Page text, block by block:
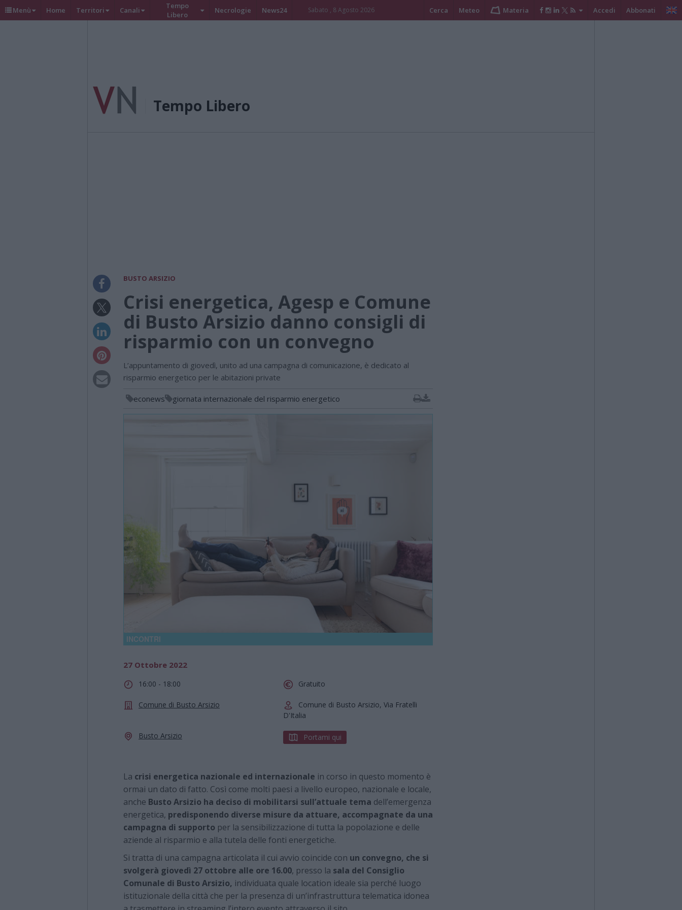
Menù Home Territori Canali
Tempo
Libero
Necrologie News24 Sabato , 8 Agosto 2026 Cerca Meteo Materia Accedi Abbonati
Tempo Libero
BUSTO ARSIZIO
Crisi energetica, Agesp e Comune
di Busto Arsizio danno consigli di
risparmio con un convegno
L’appuntamento di giovedì, unito ad una campagna di comunicazione, è dedicato al
risparmio energetico per le abitazioni private
econews giornata internazionale del risparmio energetico
INCONTRI
27 Ottobre 2022
16:00 - 18:00 Gratuito
Comune di Busto Arsizio
Comune di Busto Arsizio, Via Fratelli
D'Italia
Busto Arsizio Portami qui
La crisi energetica nazionale ed internazionale in corso in questo momento è
ormai un dato di fatto. Così come molti paesi a livello europeo, nazionale e locale,
anche Busto Arsizio ha deciso di mobilitarsi sull’attuale tema dell’emergenza
energetica, predisponendo diverse misure da attuare, accompagnate da una
campagna di supporto per la sensibilizzazione di tutta la popolazione e delle
aziende al risparmio e alla tutela delle fonti energetiche.
Si tratta di una campagna articolata il cui avvio coincide con un convegno, che si
svolgerà giovedì 27 ottobre alle ore 16.00, presso la sala del Consiglio
Comunale di Busto Arsizio, individuata quale location ideale sia perché luogo
istituzionale della città che per la presenza di un’infrastruttura telematica idonea